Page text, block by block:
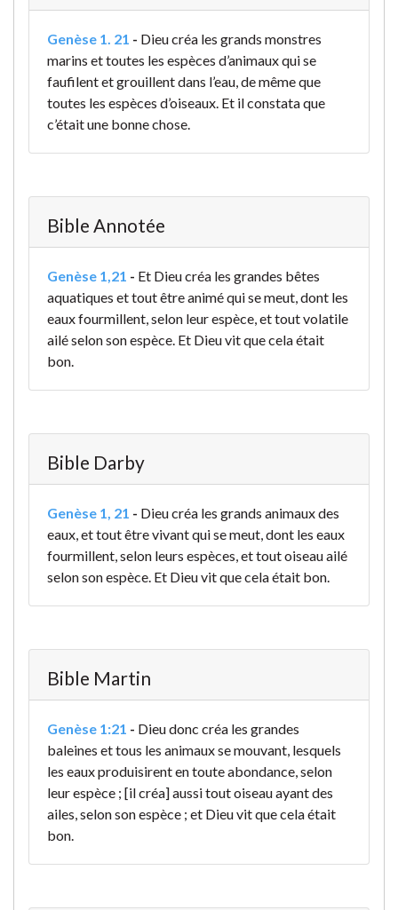
Genèse 1. 21 - Dieu créa les grands monstres
marins et toutes les espèces d’animaux qui se
faufilent et grouillent dans l’eau, de même que
toutes les espèces d’oiseaux. Et il constata que
c’était une bonne chose.
Bible Annotée
Genèse 1,21 - Et Dieu créa les grandes bêtes
aquatiques et tout être animé qui se meut, dont les
eaux fourmillent, selon leur espèce, et tout volatile
ailé selon son espèce. Et Dieu vit que cela était
bon.
Bible Darby
Genèse 1, 21 - Dieu créa les grands animaux des
eaux, et tout être vivant qui se meut, dont les eaux
fourmillent, selon leurs espèces, et tout oiseau ailé
selon son espèce. Et Dieu vit que cela était bon.
Bible Martin
Genèse 1:21 - Dieu donc créa les grandes
baleines et tous les animaux se mouvant, lesquels
les eaux produisirent en toute abondance, selon
leur espèce ; [il créa] aussi tout oiseau ayant des
ailes, selon son espèce ; et Dieu vit que cela était
bon.